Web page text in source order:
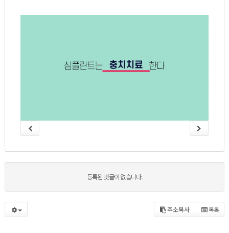
등록된 댓글이 없습니다.
주소복사 목록